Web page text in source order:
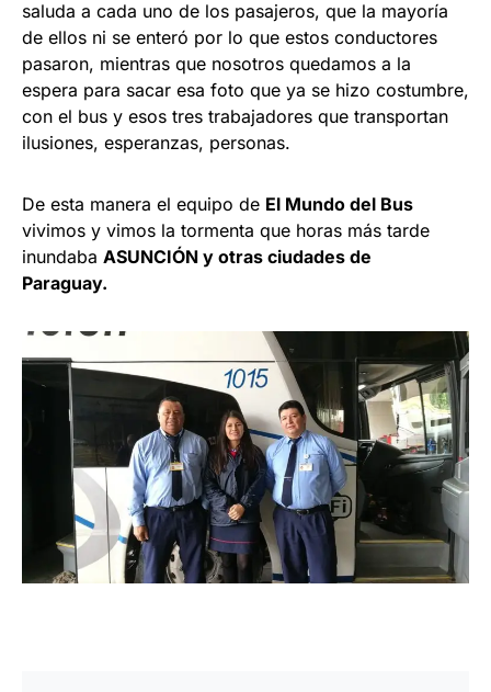
saluda a cada uno de los pasajeros, que la mayoría
de ellos ni se enteró por lo que estos conductores
pasaron, mientras que nosotros quedamos a la
espera para sacar esa foto que ya se hizo costumbre,
con el bus y esos tres trabajadores que transportan
ilusiones, esperanzas, personas.
De esta manera el equipo de El Mundo del Bus
vivimos y vimos la tormenta que horas más tarde
inundaba ASUNCIÓN y otras ciudades de
Paraguay.